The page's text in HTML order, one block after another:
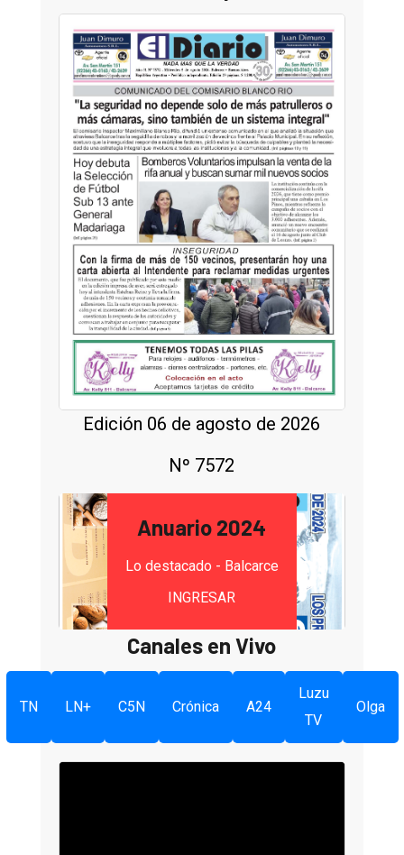
Edición 06 de agosto de 2026
Nº 7572
Anuario 2024
Lo destacado - Balcarce
INGRESAR
Canales en Vivo
TN LN+ C5N Crónica A24
Luzu
TV
Olga